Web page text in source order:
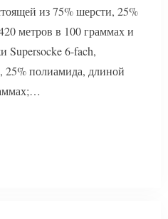
из 75% шерсти, 25%
метров в 100 граммах и
Supersocke 6-fach,
25% полиамида, длиной